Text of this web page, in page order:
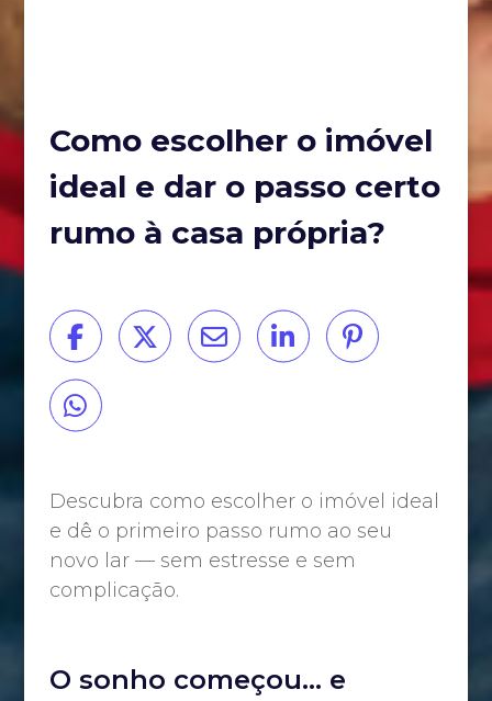
Como escolher o imóvel
ideal e dar o passo certo
rumo à casa própria?
Descubra como escolher o imóvel ideal
e dê o primeiro passo rumo ao seu
novo lar — sem estresse e sem
complicação.
O sonho começou… e